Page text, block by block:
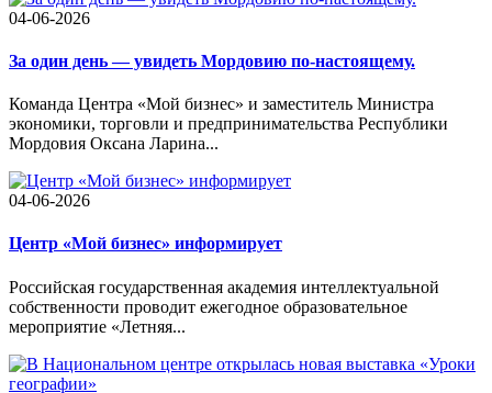
04-06-2026
За один день — увидеть Мордовию по-настоящему.
Команда Центра «Мой бизнес» и заместитель Министра
экономики, торговли и предпринимательства Республики
Мордовия Оксана Ларина...
04-06-2026
Центр «Мой бизнес» информирует
Российская государственная академия интеллектуальной
собственности проводит ежегодное образовательное
мероприятие «Летняя...